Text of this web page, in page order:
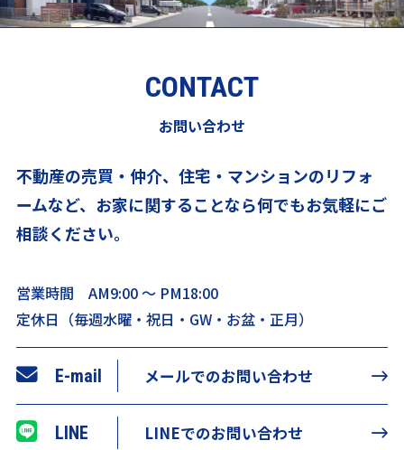
CONTACT
お問い合わせ
不動産の売買・仲介、住宅・マンションのリフォ
ームなど、 お家に関することなら何でもお気軽にご
相談ください。
営業時間 AM9:00 ～ PM18:00
定休日（毎週水曜・祝日・GW・お盆・正月）
E-mail メールでのお問い合わせ
LINE LINEでのお問い合わせ